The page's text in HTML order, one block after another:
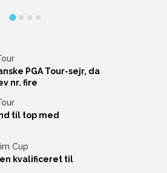
PGA Tour-sejr, da
nr. fire
til top med
Cup
kvalificeret til